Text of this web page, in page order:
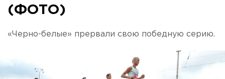
(ФОТО)
«Черно-белые» прервали свою победную серию.